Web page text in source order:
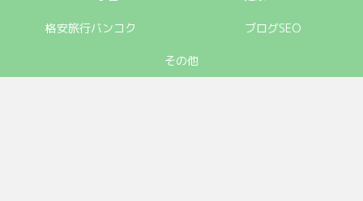
格安旅行バンコク ブログSEO
その他